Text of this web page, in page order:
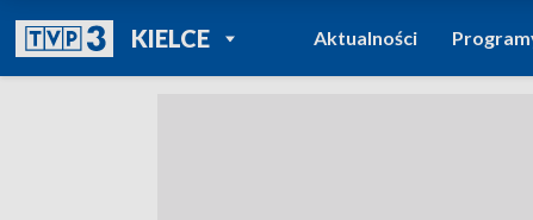
KIELCEPOWRÓT DO
TVP REGIONY
Aktualności